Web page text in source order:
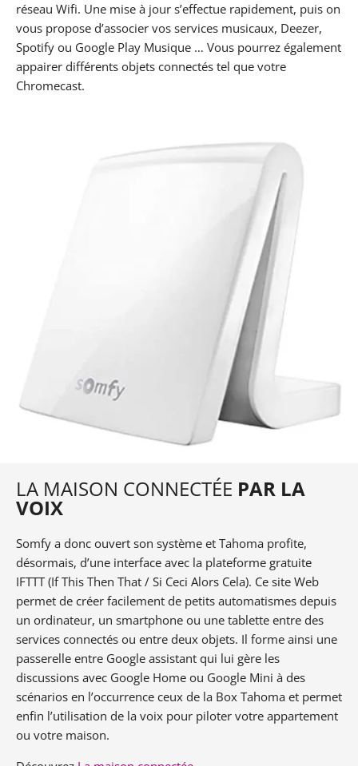
réseau Wifi. Une mise à jour s’effectue rapidement, puis on
vous propose d’associer vos services musicaux, Deezer,
Spotify ou Google Play Musique … Vous pourrez également
appairer différents objets connectés tel que votre
Chromecast.
LA MAISON CONNECTÉE PAR LA
VOIX
Somfy a donc ouvert son système et Tahoma profite,
désormais, d’une interface avec la plateforme gratuite
IFTTT (If This Then That / Si Ceci Alors Cela). Ce site Web
permet de créer facilement de petits automatismes depuis
un ordinateur, un smartphone ou une tablette entre des
services connectés ou entre deux objets. Il forme ainsi une
passerelle entre Google assistant qui lui gère les
discussions avec Google Home ou Google Mini à des
scénarios en l’occurrence ceux de la Box Tahoma et permet
enfin l’utilisation de la voix pour piloter votre appartement
ou votre maison.